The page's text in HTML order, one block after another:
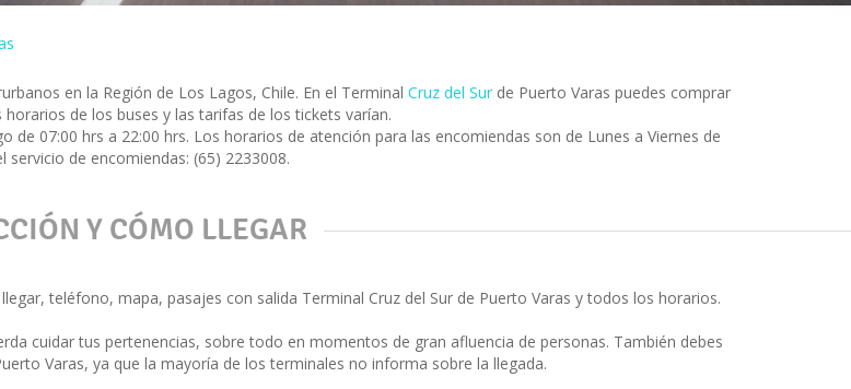
en la Región de Los Lagos, Chile. En el Terminal Cruz del Sur de Puerto Varas puedes comprar
de los buses y las tarifas de los tickets varían.
07:00 hrs a 22:00 hrs. Los horarios de atención para las encomiendas son de Lunes a Viernes de
servicio de encomiendas: (65) 2233008.
Y CÓMO LLEGAR
teléfono, mapa, pasajes con salida Terminal Cruz del Sur de Puerto Varas y todos los horarios.
cuidar tus pertenencias, sobre todo en momentos de gran afluencia de personas. También debes
Varas, ya que la mayoría de los terminales no informa sobre la llegada.